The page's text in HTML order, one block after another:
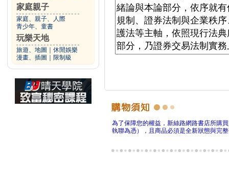
家庭親子
家庭、親子、人際
青少年、童書
玩樂天地
旅遊、地圖
休閒娛樂
漫畫、插圖
限制級
為了保障您的權益，新絲路網路書店所購
執聯為憑），且商品必須是全新狀態與完